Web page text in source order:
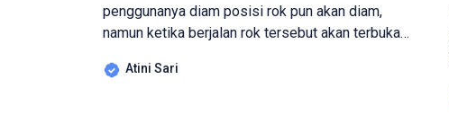
penggunanya diam posisi rok pun akan diam,
namun ketika berjalan rok tersebut akan terbuka
sebesar kurang lebih sekitar 20 cm, dan akan
Atini Sari